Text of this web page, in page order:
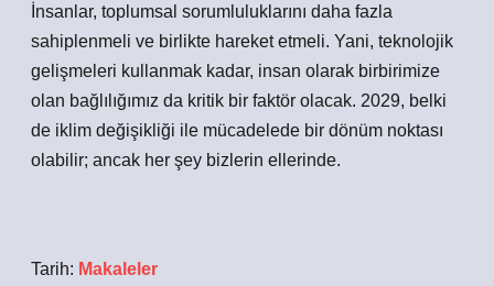
İnsanlar, toplumsal sorumluluklarını daha fazla
sahiplenmeli ve birlikte hareket etmeli. Yani, teknolojik
gelişmeleri kullanmak kadar, insan olarak birbirimize
olan bağlılığımız da kritik bir faktör olacak. 2029, belki
de iklim değişikliği ile mücadelede bir dönüm noktası
olabilir; ancak her şey bizlerin ellerinde.
Tarih: Makaleler